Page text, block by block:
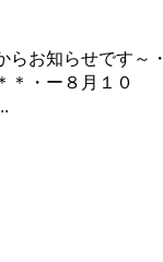
お知らせです～・
＊・ー８月１０